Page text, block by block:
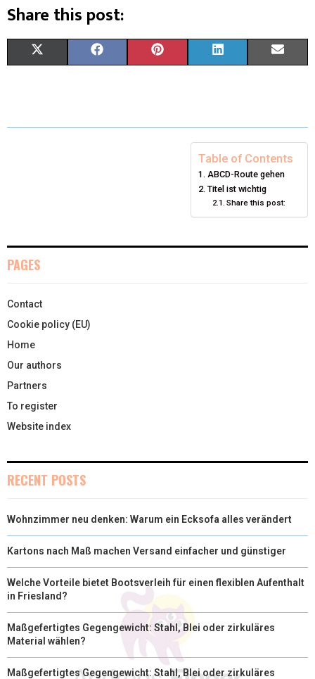
Share this post:
W E T K
D
I
I
Table of Contents
ABCD-Route gehen
Titel ist wichtig
Share this post:
PAGES
Contact
Cookie policy (EU)
Home
Our authors
Partners
To register
Website index
RECENT POSTS
Wohnzimmer neu denken: Warum ein Ecksofa alles verändert
Kartons nach Maß machen Versand einfacher und günstiger
Welche Vorteile bietet Bootsverleih für einen flexiblen Aufenthalt
in Friesland?
Maßgefertigtes Gegengewicht: Stahl, Blei oder zirkuläres
Material wählen?
Maßgefertigtes Gegengewicht: Stahl, Blei oder zirkuläres